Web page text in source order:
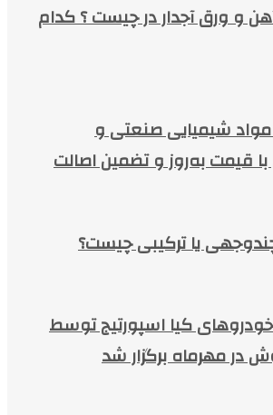
و ورق آجدار در چیست ؟ کدام
مواد شیمیایی صنعتی و
قیمت به‌روز و تضمین اصالت
یا ترکیبی چیست؟
کیا اسپورتیج توسط
در مهرماه برگزار شد